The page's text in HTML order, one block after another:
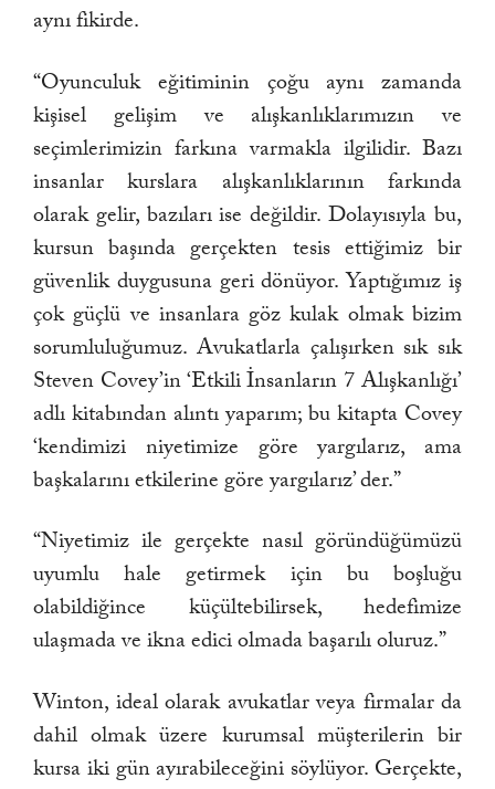
aynı fikirde.
“Oyunculuk eğitiminin çoğu aynı zamanda
kişisel gelişim ve alışkanlıklarımızın ve
seçimlerimizin farkına varmakla ilgilidir. Bazı
insanlar kurslara alışkanlıklarının farkında
olarak gelir, bazıları ise değildir. Dolayısıyla bu,
kursun başında gerçekten tesis ettiğimiz bir
güvenlik duygusuna geri dönüyor. Yaptığımız iş
çok güçlü ve insanlara göz kulak olmak bizim
sorumluluğumuz. Avukatlarla çalışırken sık sık
Steven Covey’in ‘Etkili İnsanların 7 Alışkanlığı’
adlı kitabından alıntı yaparım; bu kitapta Covey
‘kendimizi niyetimize göre yargılarız, ama
başkalarını etkilerine göre yargılarız’ der.”
“Niyetimiz ile gerçekte nasıl göründüğümüzü
uyumlu hale getirmek için bu boşluğu
olabildiğince küçültebilirsek, hedefimize
ulaşmada ve ikna edici olmada başarılı oluruz.”
Winton, ideal olarak avukatlar veya firmalar da
dahil olmak üzere kurumsal müşterilerin bir
kursa iki gün ayırabileceğini söylüyor. Gerçekte,